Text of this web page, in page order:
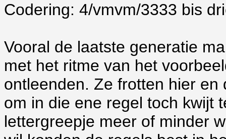
Codering: 4/vmvm/3333 bis
Vooral de laatste generatie
met het ritme van het
ontleenden. Ze frotten hier
om in die ene regel toch kwijt
lettergreepje meer of minder